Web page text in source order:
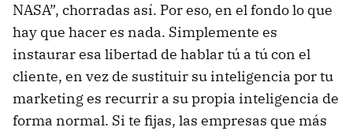
NASA”, chorradas así. Por eso, en el fondo lo que
hay que hacer es nada. Simplemente es
instaurar esa libertad de hablar tú a tú con el
cliente, en vez de sustituir su inteligencia por tu
marketing es recurrir a su propia inteligencia de
forma normal. Si te fijas, las empresas que más